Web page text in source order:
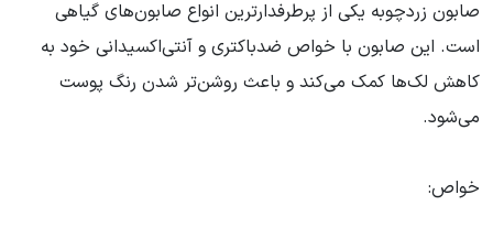
صابون زردچوبه یکی از پرطرفدارترین انواع صابون‌های گیاهی
است. این صابون با خواص ضدباکتری و آنتی‌اکسیدانی خود به
کاهش لک‌ها کمک می‌کند و باعث روشن‌تر شدن رنگ پوست
می‌شود.
خواص: